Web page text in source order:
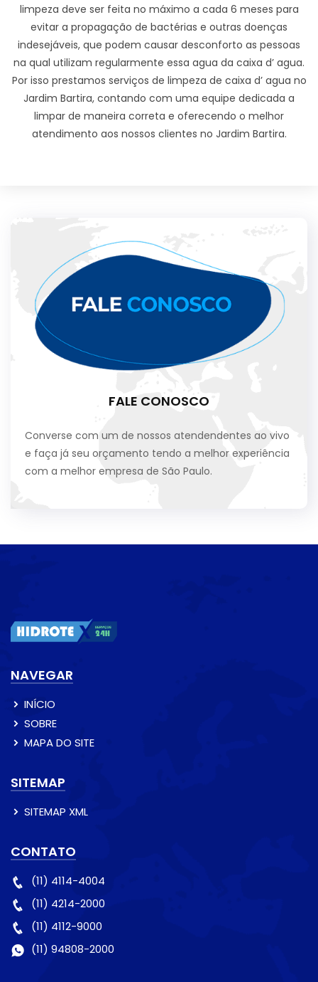
limpeza deve ser feita no máximo a cada 6 meses para
evitar a propagação de bactérias e outras doenças
indesejáveis, que podem causar desconforto as pessoas
na qual utilizam regularmente essa agua da caixa d’ agua.
Por isso prestamos serviços de limpeza de caixa d’ agua no
Jardim Bartira, contando com uma equipe dedicada a
limpar de maneira correta e oferecendo o melhor
atendimento aos nossos clientes no Jardim Bartira.
FALE CONOSCO
Converse com um de nossos atendendentes ao vivo
e faça já seu orçamento tendo a melhor experiência
com a melhor empresa de São Paulo.
NAVEGAR
INÍCIO
SOBRE
MAPA DO SITE
SITEMAP
SITEMAP XML
CONTATO
(11) 4114-4004
(11) 4214-2000
(11) 4112-9000
(11) 94808-2000